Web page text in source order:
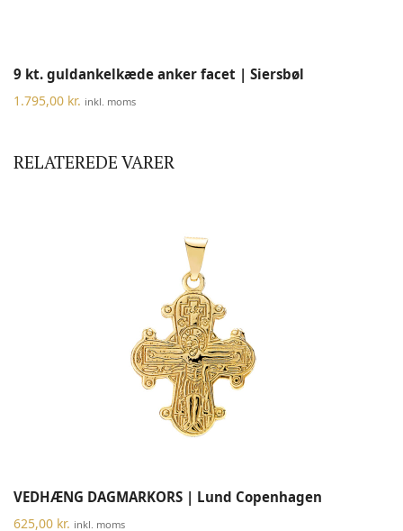
9 kt. guldankelkæde anker facet | Siersbøl
1.795,00 kr. inkl. moms
RELATEREDE VARER
VEDHÆNG DAGMARKORS | Lund Copenhagen
625,00 kr. inkl. moms